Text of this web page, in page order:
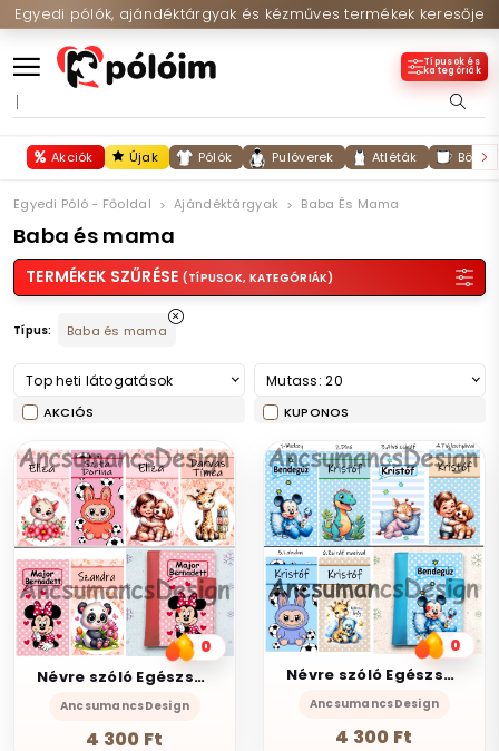
Egyedi pólók, ajándéktárgyak és kézműves termékek keresője
Típusok és
kategóriák
Akciók Újak Pólók Pulóverek Atléták
Egyedi Póló - Főoldal Ajándéktárgyak Baba És Mama
Baba és mama
TERMÉKEK SZŰRÉSE (TÍPUSOK, KATEGÓRIÁK)
Típus: Baba és mama
Top heti látogatások Mutass: 20
AKCIÓS KUPONOS
0
Névre szóló Egészségügyi kiskönyv borító Szerkesztő PIROS alapra
AncsumancsDesign
4 300 Ft
0
Névre szóló Egészségügyi kiskönyv borító Szerkesztő TÜRKIZKÉK alapra
AncsumancsDesign
4 300 Ft